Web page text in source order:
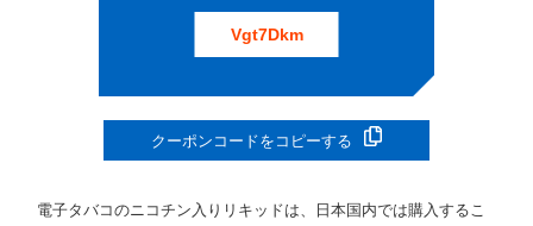
Vgt7Dkm
クーポンコードをコピーする
電子タバコのニコチン入りリキッドは、日本国内では購入するこ